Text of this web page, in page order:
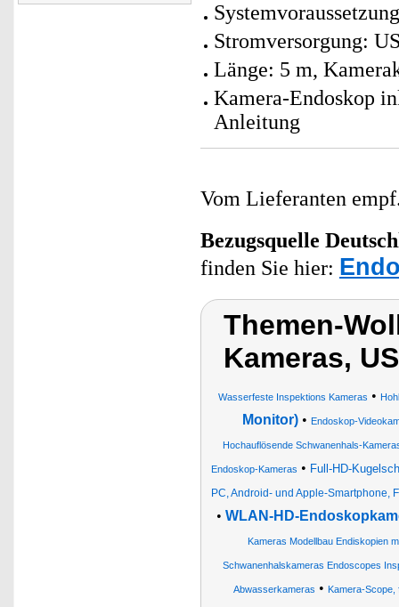
Stromversorgung:
Länge: 5 m,
Kamera-Endoskop
Anleitung
Vom Lieferanten
Bezugsquelle
finden Sie hier:
Themen-
Kameras,
Wasserfeste Inspektions Kameras •
Monitor)• Endoskop-
Hochauflösende Schwanenhals-
Endoskop-Kameras • Full-HD-
PC, Android- und Apple-Smartphone,
• WLAN-HD-
Kameras Modellbau Endiskopien
Schwanenhalskameras Endoscopes
Abwasserkameras • Kamera-Scope,